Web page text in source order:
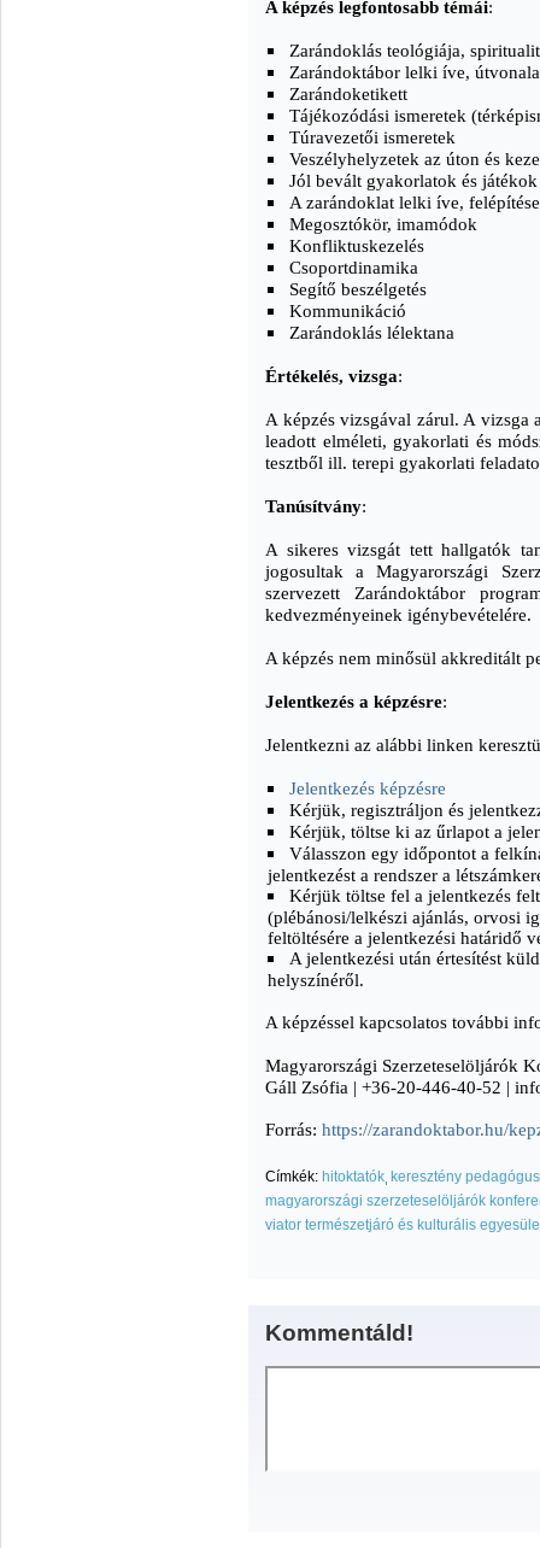
A képzés legfontosabb témái:
Zarándoklás teológiája,
Zarándoktábor lelki íve,
Zarándoketikett
Tájékozódási ismeretek
Túravezetői ismeretek
Veszélyhelyzetek az úton és
Jól bevált gyakorlatok és
A zarándoklat lelki íve, felépítése
Megosztókör, imamódok
Konfliktuskezelés
Csoportdinamika
Segítő beszélgetés
Kommunikáció
Zarándoklás lélektana
Értékelés, vizsga:
A képzés vizsgával zárul. A vizsga
leadott elméleti, gyakorlati és
tesztből ill. terepi gyakorlati
Tanúsítvány:
A sikeres vizsgát tett hallgatók
jogosultak a Magyarországi
szervezett Zarándoktábor
kedvezményeinek igénybevételére.
A képzés nem minősül akkreditált
Jelentkezés a képzésre:
Jelentkezni az alábbi linken
Jelentkezés képzésre
Kérjük, regisztráljon és
Kérjük, töltse ki az űrlapot a
Válasszon egy időpontot a
jelentkezést a rendszer a
Kérjük töltse fel a jelentkezés
(plébánosi/lelkészi ajánlás, orvosi
feltöltésére a jelentkezési határidő
A jelentkezési után értesítést
helyszínéről.
A képzéssel kapcsolatos további
Magyarországi Szerzeteselöljárók
Gáll Zsófia | +36-20-446-40-52 |
Forrás: https://zarandoktabor.hu/
Címkék: hitoktatók keresztény
magyarországi szerzeteselöljárók
viator természetjáró és kulturális
Kommentáld!